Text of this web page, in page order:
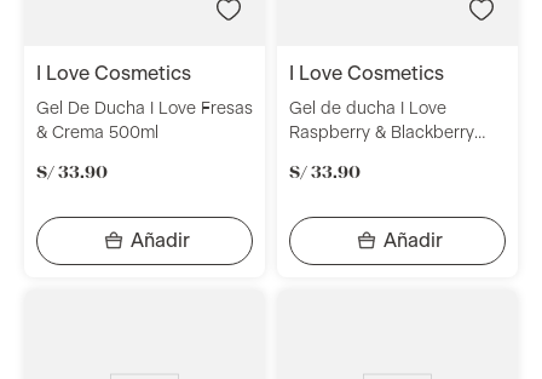
i love cosmetics
Gel De Ducha I Love Fresas
& Crema 500ml
S/ 33.90
i love cosmetics
Gel de ducha I Love
Raspberry & Blackberry
S/ 33.90